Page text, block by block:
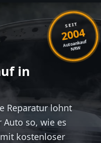
SEIT
2004
Autoankauf
NRW
in
Reparatur lohnt
so, wie es
kostenloser